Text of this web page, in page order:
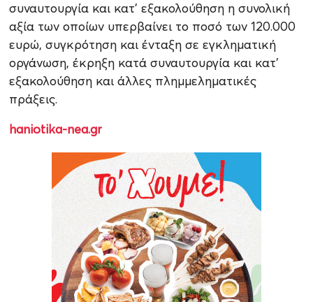
συναυτουργία και κατ’ εξακολούθηση η συνολική
αξία των οποίων υπερβαίνει το ποσό των 120.000
ευρώ, συγκρότηση και ένταξη σε εγκληματική
οργάνωση, έκρηξη κατά συναυτουργία και κατ’
εξακολούθηση και άλλες πλημμεληματικές
πράξεις.
haniotika-nea.gr